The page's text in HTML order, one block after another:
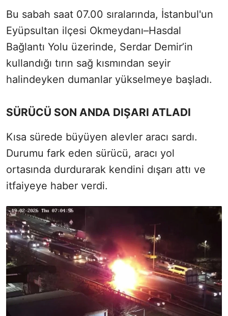
Bu sabah saat 07.00 sıralarında, İstanbul'un
Eyüpsultan ilçesi Okmeydanı–Hasdal
Bağlantı Yolu üzerinde, Serdar Demir’in
kullandığı tırın sağ kısmından seyir
halindeyken dumanlar yükselmeye başladı.
SÜRÜCÜ SON ANDA DIŞARI ATLADI
Kısa sürede büyüyen alevler aracı sardı.
Durumu fark eden sürücü, aracı yol
ortasında durdurarak kendini dışarı attı ve
itfaiyeye haber verdi.